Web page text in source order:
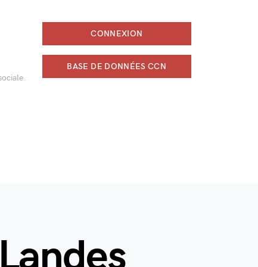
CONNEXION
BASE DE DONNÉES CCN